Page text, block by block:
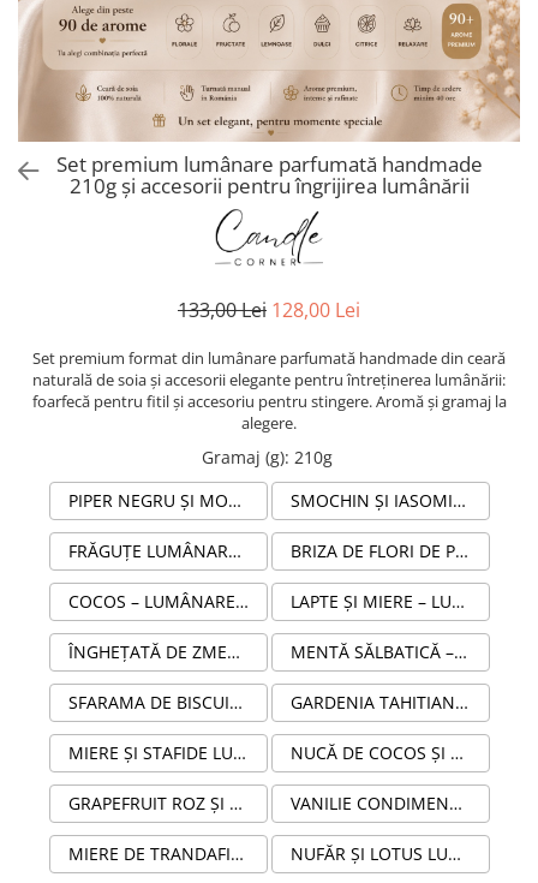
Set premium lumânare parfumată handmade
210g și accesorii pentru îngrijirea lumânării
133,00 Lei 128,00 Lei
Set premium format din lumânare parfumată handmade din ceară
naturală de soia și accesorii elegante pentru întreținerea lumânării:
foarfecă pentru fitil și accesoriu pentru stingere. Aromă și gramaj la
alegere.
Gramaj (g): 210g
PIPER NEGRU ȘI MOSC LUMÂNARE PARFUMATĂ DIN CEARĂ NATURALĂ DE SOIA ÎN RECIPIENT STICLĂ AMBRĂ
SMOCHIN ȘI IASOMIE LUMÂNARE PARFUMATĂ DIN CEARĂ NATURALĂ DE SOIA ÎN RECIPIENT STICLĂ AMBRĂ
FRĂGUȚE LUMÂNARE PARFUMATĂ DIN CEARĂ NATURALĂ DE SOIA ÎN RECIPIENT STICLĂ AMBRĂ BRIZA DE FLORI DE PRIMĂVARĂ LUMÂNARE PARFUMATĂ DIN CEARĂ NATURALĂ DE SOIA ÎN RECIPIENT STICLĂ AMBRĂ
COCOS – LUMÂNARE PARFUMATĂ HANDMADE DIN SOIA ÎN RECIPIENT STICLĂ AMBRĂ LAPTE ȘI MIERE – LUMÂNARE PARFUMATĂ HANDMADE DIN SOIA 210G ÎN RECIPIENT STICLĂ AMBRA
ÎNGHEȚATĂ DE ZMEURĂ – LUMÂNARE PARFUMATĂ HANDMADE DIN SOIA 210 G ÎN RECIPIENT STICLĂ AMBRA MENTĂ SĂLBATICĂ – LUMÂNARE PARFUMATĂ HANDMADE DIN SOIA 210G ÎN RECIPIENT STICLĂ AMBRA
SFARAMA DE BISCUITI – LUMÂNARE PARFUMATĂ DIN CEARĂ NATURALĂ DE SOIA 210 G, STICLĂ AMBRĂ GARDENIA TAHITIANĂ – LUMÂNARE PARFUMATĂ HANDMADE DIN SOIA 210G ÎN RECIPIENT STICLĂ AMBRĂ
MIERE ȘI STAFIDE LUMÂNARE PARFUMATĂ DIN CEARĂ NATURALĂ DE SOIA 210G ÎN STICLĂ AMBRĂ NUCĂ DE COCOS ȘI LEMONGRASS LUMÂNARE PARFUMATĂ DIN CEARĂ NATURALĂ DE SOIA 210G
GRAPEFRUIT ROZ ȘI VANILIE – LUMÂNARE PARFUMATĂ HANDMADE DIN SOIA 210G ÎN RECIPIENT STICLĂ AMBRĂ VANILIE CONDIMENTATĂ LUMÂNARE PARFUMATĂ DIN CEARĂ NATURALĂ DE SOIA 210G ÎN STICLĂ AMBRĂ
MIERE DE TRANDAFIR ȘI MUȘCATE LUMÂNARE PARFUMATĂ DIN CEARĂ NATURALĂ DE SOIA 210G ÎN STICLĂ AMBRĂ NUFĂR ȘI LOTUS LUMÂNARE PARFUMATĂ DIN CEARĂ NATURALĂ DE SOIA 210G